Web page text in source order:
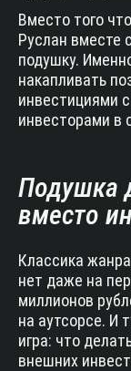
Вместо того
Руслан вместе
подушку.
накапливать
инвестициями
инвесторами в
Подушка
вместо
Классика
нет даже на
миллионов
на аутсорсе. И
игра: что
внешних